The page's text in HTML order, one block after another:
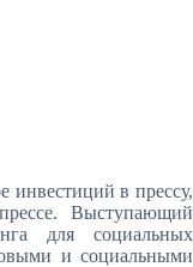
инвестиций в прессу,
Выступающий
для социальных
и социальными